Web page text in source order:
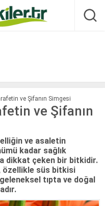
ve Şifanın Simgesi
ve Şifanın
ve asaletin
kadar sağlık
dikkat çeken bir bitkidir.
özellikle süs bitkisi
tıpta ve doğal